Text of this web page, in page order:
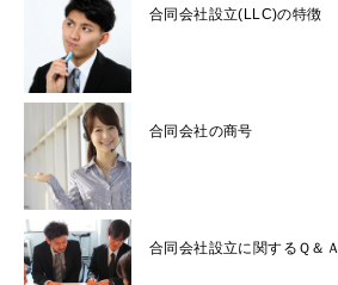
合同会社設立(LLC)の特徴
合同会社の商号
合同会社設立に関するＱ＆Ａ